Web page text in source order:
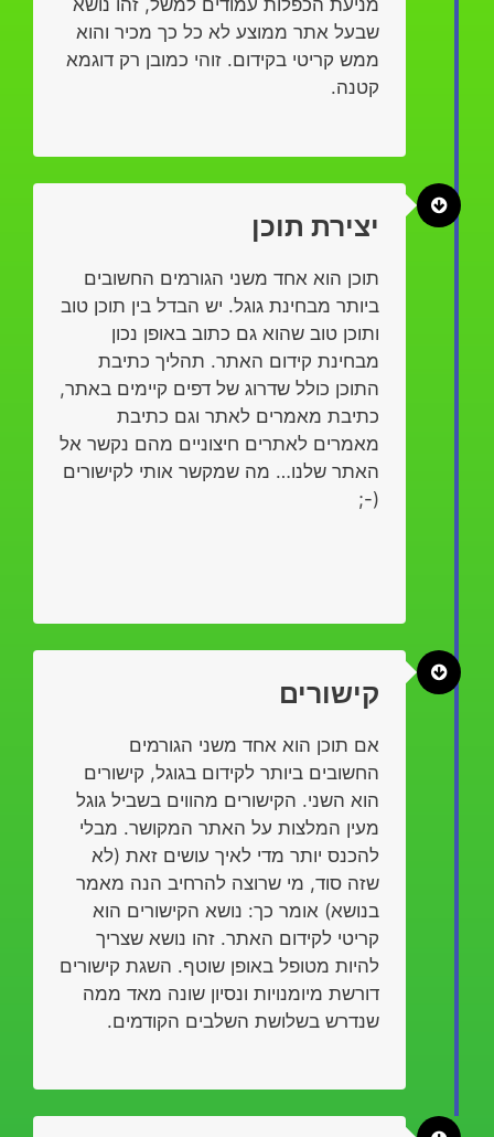
מניעת הכפלות עמודים למשל, זהו נושא
שבעל אתר ממוצע לא כל כך מכיר והוא
ממש קריטי בקידום. זוהי כמובן רק דוגמא
קטנה.
יצירת תוכן
תוכן הוא אחד משני הגורמים החשובים
ביותר מבחינת גוגל. יש הבדל בין תוכן טוב
ותוכן טוב שהוא גם כתוב באופן נכון
מבחינת קידום האתר. תהליך כתיבת
התוכן כולל שדרוג של דפים קיימים באתר,
כתיבת מאמרים לאתר וגם כתיבת
מאמרים לאתרים חיצוניים מהם נקשר אל
האתר שלנו… מה שמקשר אותי לקישורים
(-;
קישורים
אם תוכן הוא אחד משני הגורמים
החשובים ביותר לקידום בגוגל, קישורים
הוא השני. הקישורים מהווים בשביל גוגל
מעין המלצות על האתר המקושר. מבלי
להכנס יותר מדי לאיך עושים זאת (לא
שזה סוד, מי שרוצה להרחיב הנה מאמר
בנושא) אומר כך: נושא הקישורים הוא
קריטי לקידום האתר. זהו נושא שצריך
להיות מטופל באופן שוטף. השגת קישורים
דורשת מיומנויות ונסיון שונה מאד ממה
שנדרש בשלושת השלבים הקודמים.